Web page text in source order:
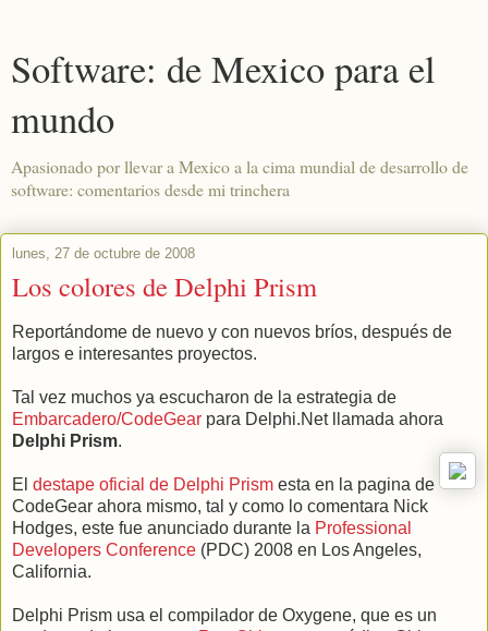
Software: de Mexico para el
mundo
Apasionado por llevar a Mexico a la cima mundial de desarrollo de
software: comentarios desde mi trinchera
lunes, 27 de octubre de 2008
Los colores de Delphi Prism
Reportándome de nuevo y con nuevos bríos, después de
largos e interesantes proyectos.
Tal vez muchos ya escucharon de la estrategia de
Embarcadero/CodeGear para Delphi.Net llamada ahora
Delphi Prism.
El destape oficial de Delphi Prism esta en la pagina de
CodeGear ahora mismo, tal y como lo comentara Nick
Hodges, este fue anunciado durante la Professional
Developers Conference (PDC) 2008 en Los Angeles,
California.
Delphi Prism usa el compilador de Oxygene, que es un